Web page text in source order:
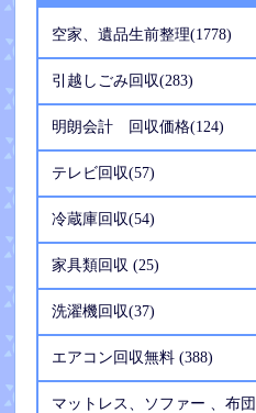
空家、遺品生前整理(1778)
引越しごみ回収(283)
明朗会計 回収価格(124)
テレビ回収(57)
冷蔵庫回収(54)
家具類回収 (25)
洗濯機回収(37)
エアコン回収無料 (388)
マットレス、ソファー 、布